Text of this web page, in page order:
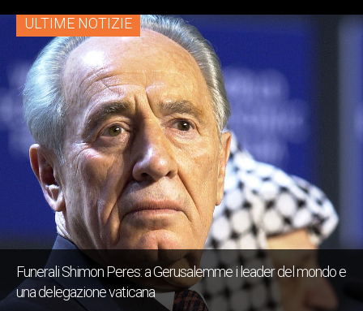
ULTIME NOTIZIE
Funerali Shimon Peres: a Gerusalemme i leader del mondo e
una delegazione vaticana